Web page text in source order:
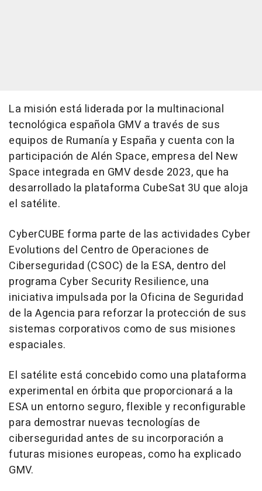
La misión está liderada por la multinacional
tecnológica española GMV a través de sus
equipos de Rumanía y España y cuenta con la
participación de Alén Space, empresa del New
Space integrada en GMV desde 2023, que ha
desarrollado la plataforma CubeSat 3U que aloja
el satélite.
CyberCUBE forma parte de las actividades Cyber
Evolutions del Centro de Operaciones de
Ciberseguridad (CSOC) de la ESA, dentro del
programa Cyber Security Resilience, una
iniciativa impulsada por la Oficina de Seguridad
de la Agencia para reforzar la protección de sus
sistemas corporativos como de sus misiones
espaciales.
El satélite está concebido como una plataforma
experimental en órbita que proporcionará a la
ESA un entorno seguro, flexible y reconfigurable
para demostrar nuevas tecnologías de
ciberseguridad antes de su incorporación a
futuras misiones europeas, como ha explicado
GMV.